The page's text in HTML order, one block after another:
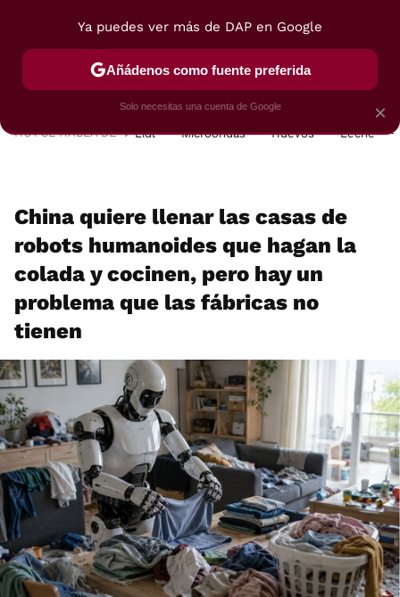
POSTRES VIAJES SELECCIÓN VEGUI
HOY SE HABLA DE Lidl Microondas Huevos Leche
China quiere llenar las casas de
robots humanoides que hagan la
colada y cocinen, pero hay un
problema que las fábricas no
tienen
×
Ya puedes ver más de DAP en Google
Añádenos como fuente preferida
Solo necesitas una cuenta de Google